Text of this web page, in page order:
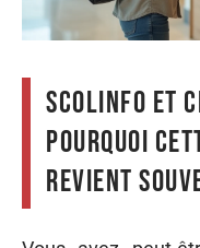
Scolinfo et
pourquoi
revient